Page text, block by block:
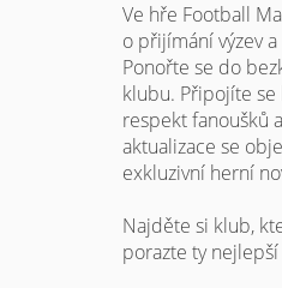
Ve hře Football
o přijímání výzev
Ponořte se do
klubu. Připojíte se
respekt fanoušků
aktualizace se
exkluzivní herní
Najděte si klub,
porazte ty